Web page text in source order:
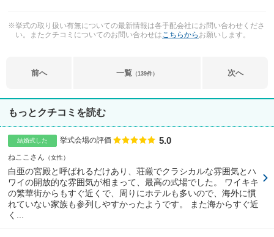
※挙式の取り扱い有無についての最新情報は各手配会社にお問い合わせくださ
い。またクチコミについてのお問い合わせはこちらから お願いします。
前へ 一覧 （139件） 次へ
もっとクチコミを読む
結婚式した 挙式会場の評価 点数
5.0
ねここさん 女性
白亜の宮殿と呼ばれるだけあり、荘厳でクラシカルな雰囲気とハ
ワイの開放的な雰囲気が相まって、最高の式場でした。 ワイキキ
の繁華街からもすぐ近くで、周りにホテルも多いので、海外に慣
れていない家族も参列しやすかったようです。 また海からすぐ近
く...